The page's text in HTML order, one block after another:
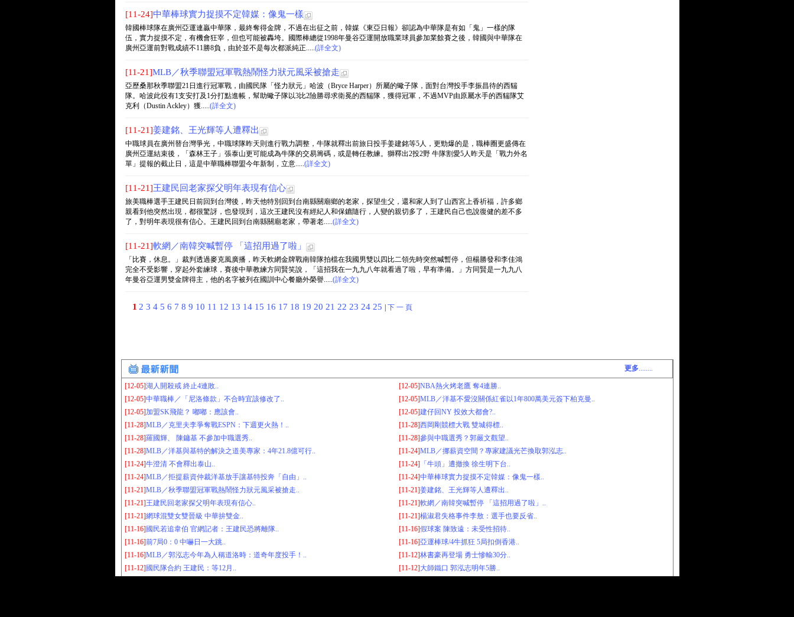
[11-24]中華棒球實力捉摸不定韓媒：像鬼一樣
韓國棒球隊在廣州亞運連贏中華隊，最終奪得金牌，不過在出征之前，韓媒《東亞日報》卻認為中華隊是有如「鬼」一樣的隊
伍，實力捉摸不定，有機會狂宰，但也可能被轟垮。國際棒總從1998年曼谷亞運開放職業球員參加業餘賽之後，韓國與中華隊在
廣州亞運前對戰成績不11勝8負，由於並不是每次都派純正.....(詳全文)
[11-21]MLB／秋季聯盟冠軍戰熱鬧怪力狀元風采被搶走
亞歷桑那秋季聯盟21日進行冠軍戰，由國民隊「怪力狀元」哈波（Bryce Harper）所屬的蠍子隊，面對台灣投手李振昌待的西貒
隊。哈波此役有1支安打及1分打點進帳，幫助蠍子隊以3比2險勝尋求衛冕的西貒隊，獲得冠軍，不過MVP由原屬水手的西貒隊艾
克利（Dustin Ackley）獲.....(詳全文)
[11-21]姜建銘、王光輝等人遭釋出
中職球員在廣州替台灣爭光，中職球隊昨天則進行戰力調整，牛隊就釋出前旅日投手姜建銘等5人，更勁爆的是，職棒圈更盛傳在
廣州亞運結束後，「森林王子」張泰山更可能成為牛隊的交易籌碼，或是轉任教練。獅釋出2投2野 牛隊割愛5人昨天是「戰力外名
單」提報的截止日，這是中華職棒聯盟今年新制，立意.....(詳全文)
[11-21]王建民回老家探父明年表現有信心
旅美職棒選手王建民日前回到台灣後，昨天他特別回到台南縣關廟鄉的老家，探望生父，還和家人到了山西宮上香祈福，許多鄉
親看到他突然出現，都很驚訝，也發現到，這次王建民沒有經紀人和保鑣隨行，人變的親切多了，王建民自己也說復健的差不多
了，對明年表現很有信心。王建民回到台南縣關廟老家，帶著老.....(詳全文)
[11-21]軟網／南韓突喊暫停 「這招用過了啦」
「比賽，休息。」裁判透過麥克風廣播，昨天軟網金牌戰南韓隊拍檔在我國男雙以四比二領先時突然喊暫停，但楊勝發和李佳鴻
完全不受影響，穿起外套練球，賽後中華教練方同賢笑說，「這招我在一九九八年就看過了啦，早有準備。」方同賢是一九九八
年曼谷亞運男雙金牌得主，他的名字被列在國訓中心餐廳外榮譽.....(詳全文)
1 2 3 4 5 6 7 8 9 10 11 12 13 14 15 16 17 18 19 20 21 22 23 24 25 下 一 頁
更多........
[12-05]湖人開殺戒 終止4連敗.. [12-05]NBA熱火烤老鷹 奪4連勝..
[12-05]中華職棒／「尼洛條款」不合時宜該修改了.. [12-05]MLB／洋基不愛沒關係紅雀以1年800萬美元簽下柏克曼..
[12-05]加盟SK飛龍？ 嘟嘟：應該會.. [12-05]建仔回NY 投效大都會?..
[11-28]MLB／克里夫李爭奪戰ESPN：下週更火熱！.. [11-28]西岡剛競標大戰 雙城得標..
[11-28]羅國輝、 陳鏞基 不參加中職選秀.. [11-28]參與中職選秀？郭嚴文觀望..
[11-28]MLB／洋基與基特的解決之道美專家：4年21.8億可行.. [11-24]MLB／挪薪資空間？專家建議光芒換取郭泓志..
[11-24]牛澄清 不會釋出泰山.. [11-24] 「牛頭」遭撤換 徐生明下台..
[11-24]MLB／拒提薪資仲裁洋基放手讓基特投奔「自由」.. [11-24]中華棒球實力捉摸不定韓媒：像鬼一樣..
[11-21]MLB／秋季聯盟冠軍戰熱鬧怪力狀元風采被搶走.. [11-21]姜建銘、王光輝等人遭釋出..
[11-21]王建民回老家探父明年表現有信心.. [11-21]軟網／南韓突喊暫停 「這招用過了啦」..
[11-21]網球混雙女雙晉級 中華拚雙金.. [11-21]楊淑君失格事件李敖：選手也要反省..
[11-16] 國民若追韋伯 官網記者：王建民恐將離隊.. [11-16]假球案 陳致遠：未受性招待..
[11-16]前7局0：0 中嚇日一大跳.. [11-16]亞運棒球/4牛抓狂 5局扣倒香港..
[11-16]MLB／郭泓志今年為人稱道洛時：道奇年度投手！.. [11-12]林書豪再登場 勇士慘輸30分..
[11-12] 國民隊合約 王建民：等12月.. [11-12]大師鐵口 郭泓志明年5勝..